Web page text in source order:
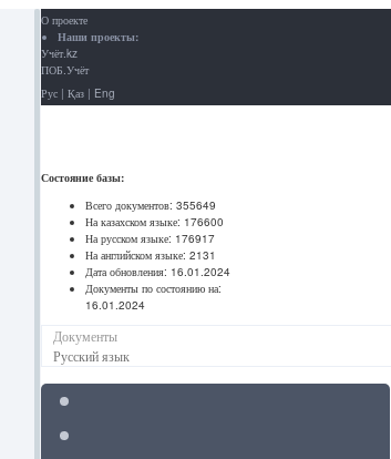
О проекте
Наши проекты:
Учёт.kz
ПОБ.Учёт
Рус | Қаз | Eng
Состояние базы:
Всего документов: 355649
На казахском языке: 176600
На русском языке: 176917
На английском языке: 2131
Дата обновления: 16.01.2024
Документы по состоянию на:
16.01.2024
Документы
Русский язык